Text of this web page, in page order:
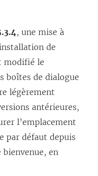
, une mise à
de
modifié le
boîtes de dialogue
légèrement
antérieures,
l’emplacement
par défaut depuis
en